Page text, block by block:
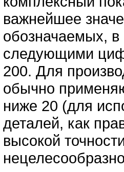
важнейшее
обозначаемых,
следующими
200. Для
обычно
ниже 20 (для
деталей, как
высокой